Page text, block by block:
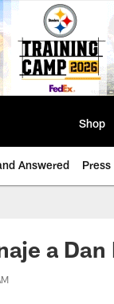
Shop
Answered
a Dan